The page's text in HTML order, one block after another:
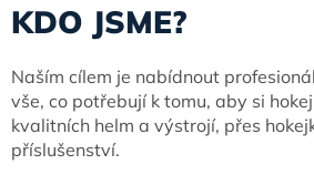
KDO JSME?
Naším cílem je nabídnout
vše, co potřebují k tomu, aby si
kvalitních helm a výstrojí, přes
příslušenství.